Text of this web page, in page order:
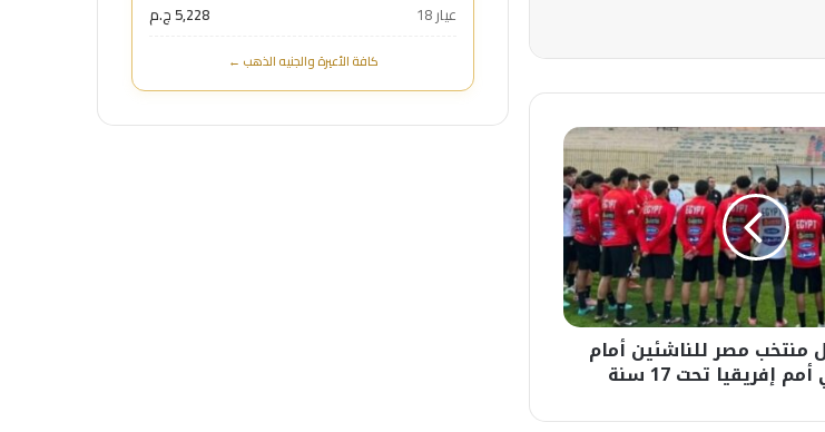
منتخب مصر للناشئين أمام
إفريقيا تحت 17 سنة
عيار 18
5,228 ج.م
كافة الأعيرة والجنيه الذهب ←